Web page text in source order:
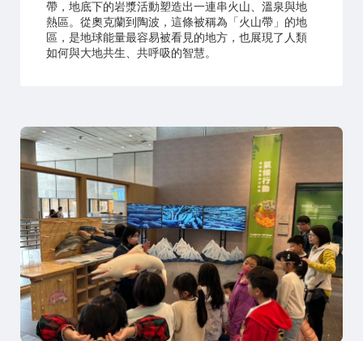
帶，地底下的岩漿活動塑造出一連串火山、溫泉與地
熱區。從奧克蘭到陶波，這條被稱為「火山帶」的地
區，是地球能量最容易被看見的地方，也展現了人類
如何與大地共生、共呼吸的智慧。